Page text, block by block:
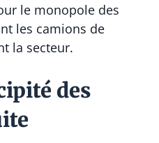
le monopole des
les camions de
la secteur.
des